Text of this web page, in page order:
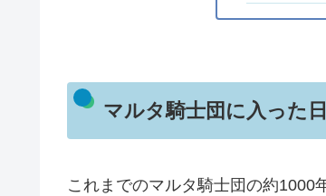
マルタ騎士団に入った
これまでのマルタ騎士団の約1000